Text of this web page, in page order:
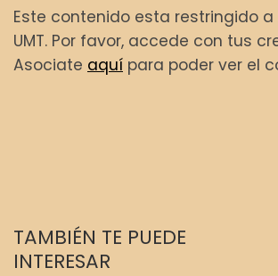
w
i
t
t
e
b
o
o
t
s
A
p
Este contenido esta restringido a
UMT. Por favor, accede con tus
Asociate aquí para poder ver el
TAMBIÉN TE PUEDE
INTERESAR